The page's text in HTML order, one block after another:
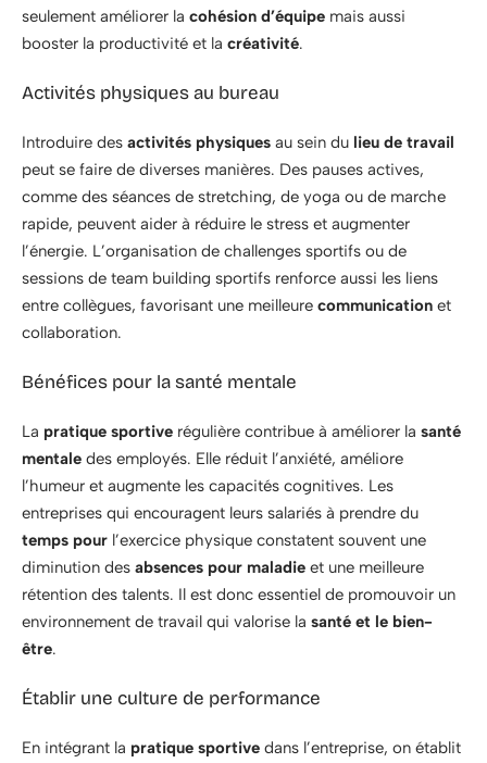
seulement améliorer la cohésion d’équipe mais aussi
booster la productivité et la créativité.
Activités physiques au bureau
Introduire des activités physiques au sein du lieu de travail
peut se faire de diverses manières. Des pauses actives,
comme des séances de stretching, de yoga ou de marche
rapide, peuvent aider à réduire le stress et augmenter
l’énergie. L’organisation de challenges sportifs ou de
sessions de team building sportifs renforce aussi les liens
entre collègues, favorisant une meilleure communication et
collaboration.
Bénéfices pour la santé mentale
La pratique sportive régulière contribue à améliorer la santé
mentale des employés. Elle réduit l’anxiété, améliore
l’humeur et augmente les capacités cognitives. Les
entreprises qui encouragent leurs salariés à prendre du
temps pour l’exercice physique constatent souvent une
diminution des absences pour maladie et une meilleure
rétention des talents. Il est donc essentiel de promouvoir un
environnement de travail qui valorise la santé et le bien-
être.
Établir une culture de performance
En intégrant la pratique sportive dans l’entreprise, on établit